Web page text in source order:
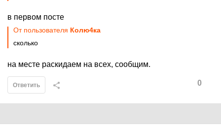
в первом посте
От пользователя Колю4ка
сколько
на месте раскидаем на всех, сообщим.
0
Ответить